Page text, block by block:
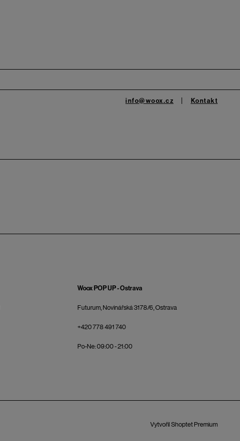
info@woox.cz Kontakt
Woox POP UP - Ostrava
Futurum, Novinářská 3178/6, Ostrava
+420 778 491 740
Po-Ne: 09:00 - 21:00
Vytvořil Shoptet Premium